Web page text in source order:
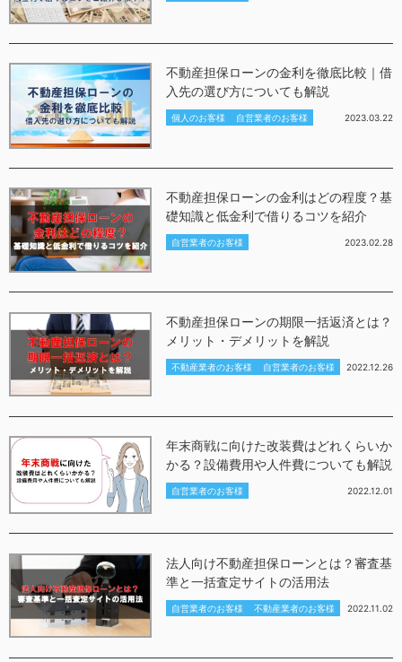
不動産担保ローンの金利を徹底比較｜借
入先の選び方についても解説
個人のお客様 自営業者のお客様 2023.03.22
不動産担保ローンの金利はどの程度？基
礎知識と低金利で借りるコツを紹介
自営業者のお客様 2023.02.28
不動産担保ローンの期限一括返済とは？
メリット・デメリットを解説
不動産業者のお客様 自営業者のお客様 2022.12.26
年末商戦に向けた改装費はどれくらいか
かる？設備費用や人件費についても解説
自営業者のお客様 2022.12.01
法人向け不動産担保ローンとは？審査基
準と一括査定サイトの活用法
自営業者のお客様 不動産業者のお客様 2022.11.02